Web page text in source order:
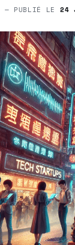
— PUBLIÉ LE 24